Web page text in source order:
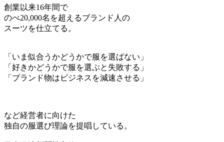
創業以来16年間で
のべ20,000名を超えるブランド人の
スーツを仕立てる。
「いま似合うかどうかで服を選ばない」
「好きかどうかで服を選ぶと失敗する」
「ブランド物はビジネスを減速させる」
など経営者に向けた
独自の服選び理論を提唱している。